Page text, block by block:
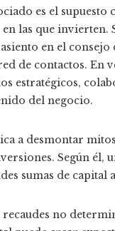
es el supuesto
las que
en el
de contactos. En
estratégicos,
del negocio.
a desmontar
Según él,
sumas de capital
no